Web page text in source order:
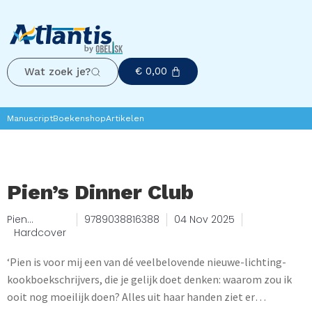
Wat zoek je? € 0,00
ManuscriptBoekenshopArtikelen
Pien’s Dinner Club
Pien
Wekking
9789038816388
04 Nov 2025
Hardcover
‘Pien is voor mij een van dé veelbelovende nieuwe-lichting-
kookboekschrijvers, die je gelijk doet denken: waarom zou ik
ooit nog moeilijk doen? Alles uit haar handen ziet er